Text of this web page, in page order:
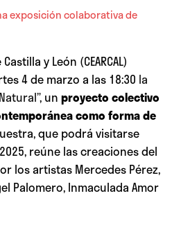
exposición colaborativa de
y León (CEARCAL)
4 de marzo a las 18:30 la
, un proyecto colectivo
como forma de
que podrá visitarse
reúne las creaciones del
los artistas Mercedes Pérez,
Palomero, Inmaculada Amor